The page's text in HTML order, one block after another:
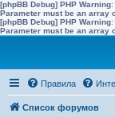
[phpBB Debug] PHP Warning:
Parameter must be an array
[phpBB Debug] PHP Warning:
Parameter must be an array
Правила
Список форумов